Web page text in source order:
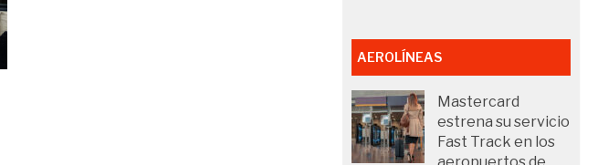
AEROLÍNEAS
Mastercard
estrena su servicio
Fast Track en los